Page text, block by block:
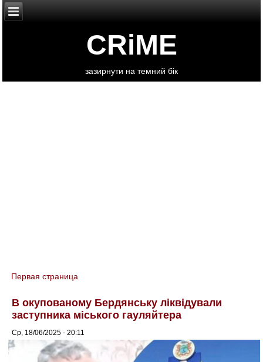
CRiME
зазирнути на темний бік
You are here
Первая страница
В окупованому Бердянську ліквідували
заступника міського гауляйтера
Ср, 18/06/2025 - 20:11